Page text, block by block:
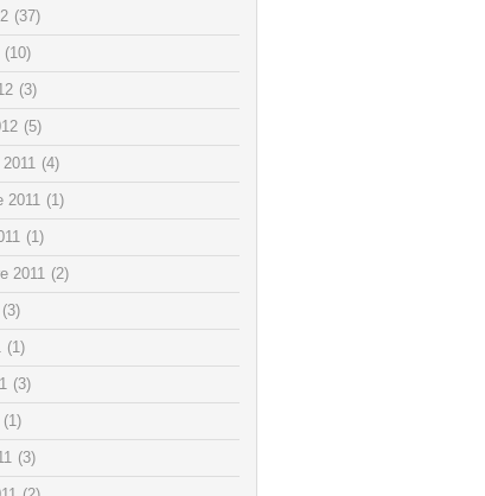
(37)
(10)
(3)
(5)
(4)
2011 (1)
(1)
2011 (2)
(3)
(1)
(3)
(1)
(3)